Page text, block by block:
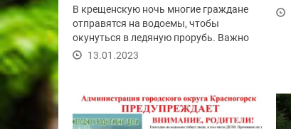
В крещенскую ночь многие граждане
отправятся на водоемы, чтобы
окунуться в ледяную прорубь. Важно
помнить, что...
13.01.2023